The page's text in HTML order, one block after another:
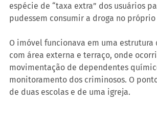
espécie de “taxa extra” dos usuários
pudessem consumir a droga no
O imóvel funcionava em uma estrutura
com área externa e terraço, onde
movimentação de dependentes
monitoramento dos criminosos. O
de duas escolas e de uma igreja.